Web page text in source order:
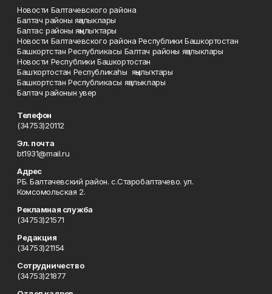
Новости Балтачевского района
Балтач районы яңалыклары
Балтас районы яңылыҡтары
Новости Балтачевского района Республики Башкортостан
Башкортстан Республикасы Балтач районы яңалыклары
Новости Республики Башкортостан
Башҡортостан Республикаһы яңылыҡтары
Башкортстан Республикасы яңалыклары
Балтач районын увер
Телефон
(34753)20112
Эл. почта
bt1931@mail.ru
Адрес
РБ. Балтачевский район. с.Старобалтачево. ул.
Комсомольская 2.
Рекламная служба
(34753)21571
Редакция
(34753)21154
Сотрудничество
(34753)21877